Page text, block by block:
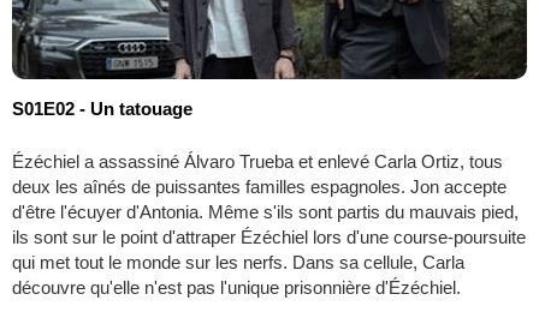
S01E02 - Un tatouage
Ézéchiel a assassiné Álvaro Trueba et enlevé Carla Ortiz, tous
deux les aînés de puissantes familles espagnoles. Jon accepte
d'être l'écuyer d'Antonia. Même s'ils sont partis du mauvais pied,
ils sont sur le point d'attraper Ézéchiel lors d'une course-poursuite
qui met tout le monde sur les nerfs. Dans sa cellule, Carla
découvre qu'elle n'est pas l'unique prisonnière d'Ézéchiel.